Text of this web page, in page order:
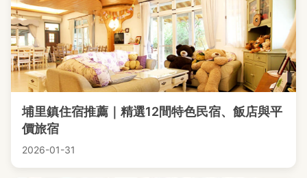
埔里鎮住宿推薦｜精選12間特色民宿、飯店與平
價旅宿
2026-01-31